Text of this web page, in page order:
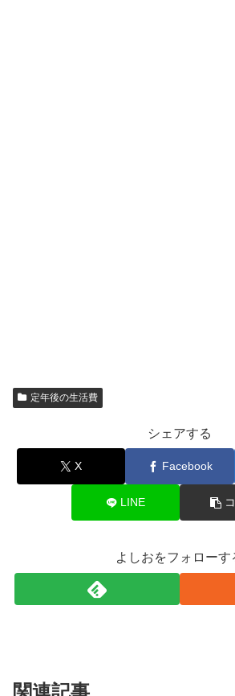
定年後の生活費
シェアする
X Facebook
LINE
よしおをフォローす
関連記事